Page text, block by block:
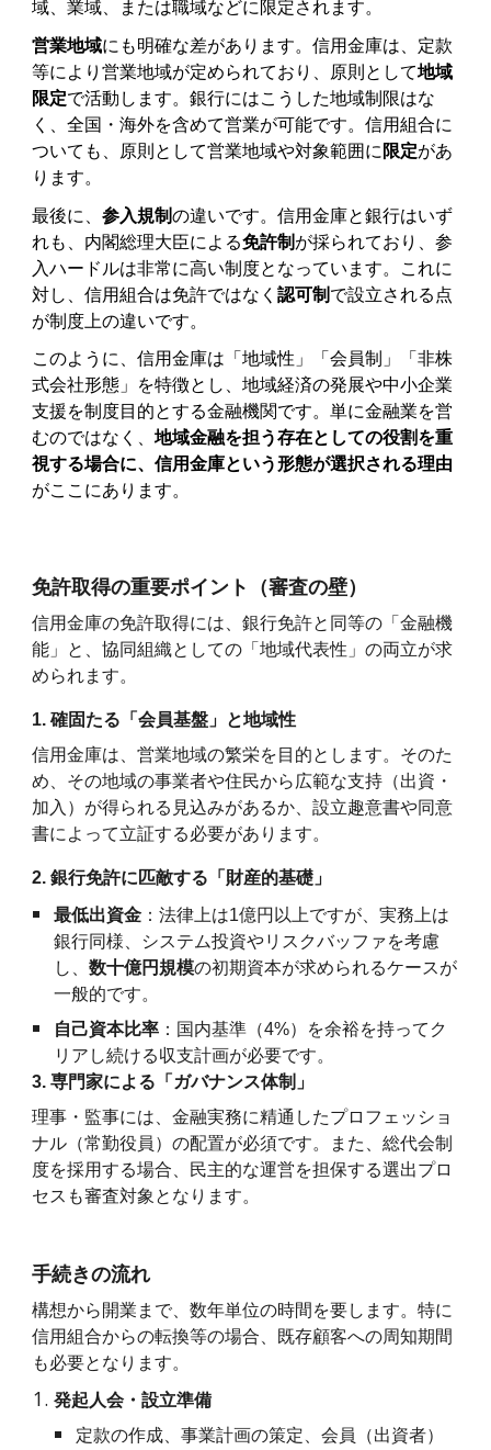
域、業域、または職域などに限定されます。
営業地域にも明確な差があります。信用金庫は、定款
等により営業地域が定められており、原則として地域
限定で活動します。銀行にはこうした地域制限はな
く、全国・海外を含めて営業が可能です。信用組合に
ついても、原則として営業地域や対象範囲に 限定があ
ります。
最後に、参入規制の違いです。信用金庫と銀行はいず
れも、内閣総理大臣による免許制 が採られており、参
入ハードルは非常に高い制度となっています。これに
対し、信用組合は免許ではなく認可制 で設立される点
が制度上の違いです。
このように、信用金庫は「地域性」「会員制」「非株
式会社形態」を特徴とし、地域経済の発展や中小企業
支援を制度目的とする金融機関です。単に金融業を営
むのではなく、地域金融を担う存在としての役割を重
視する場合に、信用金庫という形態が選択される理由
がここにあります。
免許取得の重要ポイント（審査の壁）
信用金庫の免許取得には、銀行免許と同等の「金融機
能」と、協同組織としての「地域代表性」の両立が求
められます。
1. 確固たる「会員基盤」と地域性
信用金庫は、営業地域の繁栄を目的とします。そのた
め、その地域の事業者や住民から広範な支持（出資・
加入）が得られる見込みがあるか、設立趣意書や同意
書によって立証する必要があります。
2. 銀行免許に匹敵する「財産的基礎」
最低出資金 ：法律上は1億円以上ですが、実務上は
銀行同様、システム投資やリスクバッファを考慮
し、数十億円規模の初期資本が求められるケースが
一般的です。
自己資本比率 ：国内基準（4%）を余裕を持ってク
リアし続ける収支計画が必要です。
3. 専門家による「ガバナンス体制」
理事・監事には、金融実務に精通したプロフェッショ
ナル（常勤役員）の配置が必須です。また、総代会制
度を採用する場合、民主的な運営を担保する選出プロ
セスも審査対象となります。
手続きの流れ
構想から開業まで、数年単位の時間を要します。特に
信用組合からの転換等の場合、既存顧客への周知期間
も必要となります。
発起人会・設立準備
定款の作成、事業計画の策定、会員（出資者）